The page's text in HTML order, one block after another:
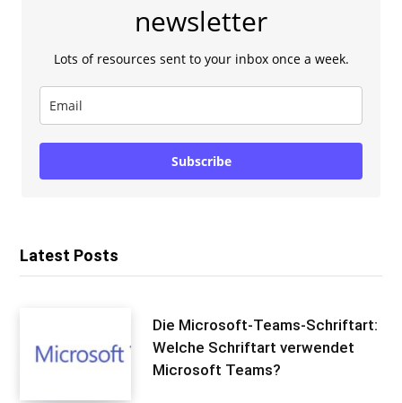
newsletter
Lots of resources sent to your inbox once a week.
Subscribe
Latest Posts
Die Microsoft-Teams-Schriftart:
Welche Schriftart verwendet
Microsoft Teams?